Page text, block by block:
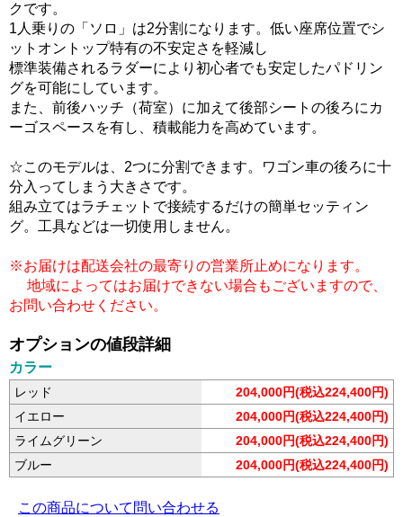
クです。
1人乗りの「ソロ」は2分割になります。低い座席位置でシ
ットオントップ特有の不安定さを軽減し
標準装備されるラダーにより初心者でも安定したパドリン
グを可能にしています。
また、前後ハッチ（荷室）に加えて後部シートの後ろにカ
ーゴスペースを有し、積載能力を高めています。
☆このモデルは、2つに分割できます。ワゴン車の後ろに十
分入ってしまう大きさです。
組み立てはラチェットで接続するだけの簡単セッティン
グ。工具などは一切使用しません。
※お届けは配送会社の最寄りの営業所止めになります。
地域によってはお届けできない場合もございますので、
お問い合わせください。
オプションの値段詳細
カラー
レッド
204,000円(税込224,400円)
イエロー
204,000円(税込224,400円)
ライムグリーン
204,000円(税込224,400円)
ブルー
204,000円(税込224,400円)
この商品について問い合わせる